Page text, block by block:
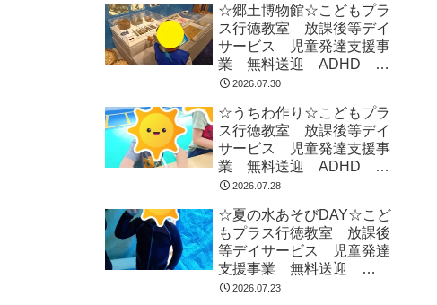
徳 市川市 浦安市
☆郷土博物館☆こどもプラ
ス行徳教室 放課後等デイ
サービス 児童発達支援事
業 無料送迎 ADHD 自
閉症 発達障がい 運動療
市 浦安市
2026.07.30
☆うちわ作り☆こどもプラ
ス行徳教室 放課後等デイ
サービス 児童発達支援事
業 無料送迎 ADHD 自
閉症 発達障がい 運動療
市 浦安市
2026.07.28
☆夏の水あそびDAY☆こど
もプラス行徳教室 放課後
等デイサービス 児童発達
支援事業 無料送迎
ADHD 自閉症 発達障が
2026.07.23